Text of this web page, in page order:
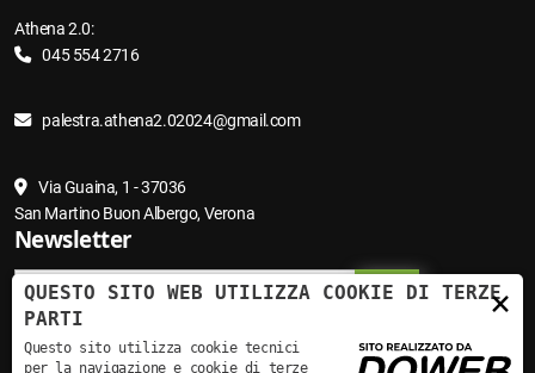
Athena 2.0:
045 554 2716
palestra.athena2.02024@gmail.com
Via Guaina, 1 - 37036
San Martino Buon Albergo, Verona
Newsletter
Vuoto
×
QUESTO SITO WEB UTILIZZA COOKIE DI TERZE
PARTI
Questo sito utilizza cookie tecnici
per la navigazione e cookie di terze